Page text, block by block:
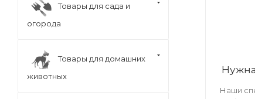
Наши
Товары для сада и
огорода
Товары для домашних
животных